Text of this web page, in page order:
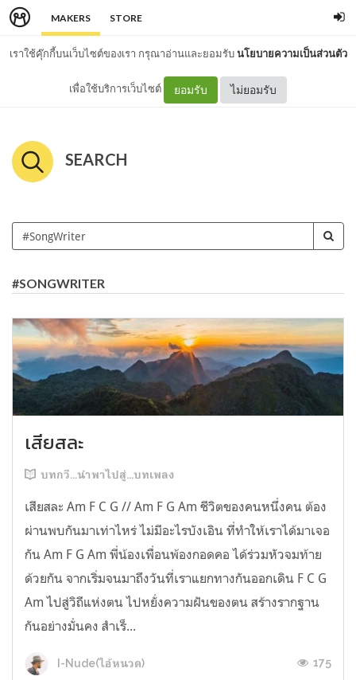
MAKERS STORE
เราใช้คุ๊กกี้บนเว็บไซต์ของเรา กรุณาอ่านและยอมรับนโยบายความเป็นส่วนตัว
เพื่อใช้บริการเว็บไซต์ ยอมรับ ไม่ยอมรับ
SEARCH
#SONGWRITER
เสียสละ
บทกวี...นำพาไปสู่...บทเพลง
เสียสละ Am F C G // Am F G Am ชีวิตของคนหนึ่งคน ต้อง
ผ่านพบกันมาเท่าไหร่ ไม่มีอะไรบังเอิน ที่ทำให้เราได้มาเจอ
กัน Am F G Am พี่น้องเพื่อนพ้องกอดคอ ได้ร่วมหัวจมท้าย
ด้วยกัน จากเริ่มจนมาถึงวันที่เราแยกทางกันออกเดิน F C G
Am ไปสู่วิถีแห่งตน ไปหยั่งความฝันของตน สร้างรากฐาน
กันอย่างมั่นคง สำเร็...
I-Nude(ไอ้หนวด) 175